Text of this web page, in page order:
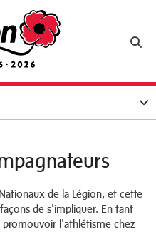
Legion
de la Légion, et cette
de s'impliquer. En tant
l'athlétisme chez